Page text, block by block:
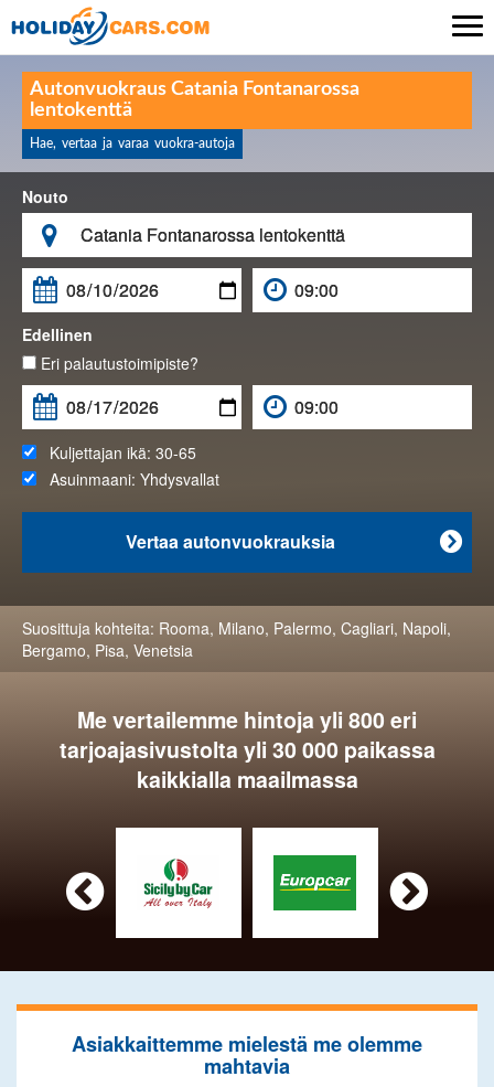
Autonvuokraus Catania Fontanarossa
lentokenttä
Hae, vertaa ja varaa vuokra-autoja
Nouto


Edellinen
Eri palautustoimipiste?
Kuljettajan ikä: 30-65
Asuinmaani: Yhdysvallat

Vertaa autonvuokrauksia
Suosittuja kohteita: Rooma, Milano, Palermo, Cagliari, Napoli,
Bergamo, Pisa, Venetsia
Me vertailemme hintoja yli 800 eri
tarjoajasivustolta yli 30 000 paikassa
kaikkialla maailmassa
 
Asiakkaittemme mielestä me olemme
mahtavia